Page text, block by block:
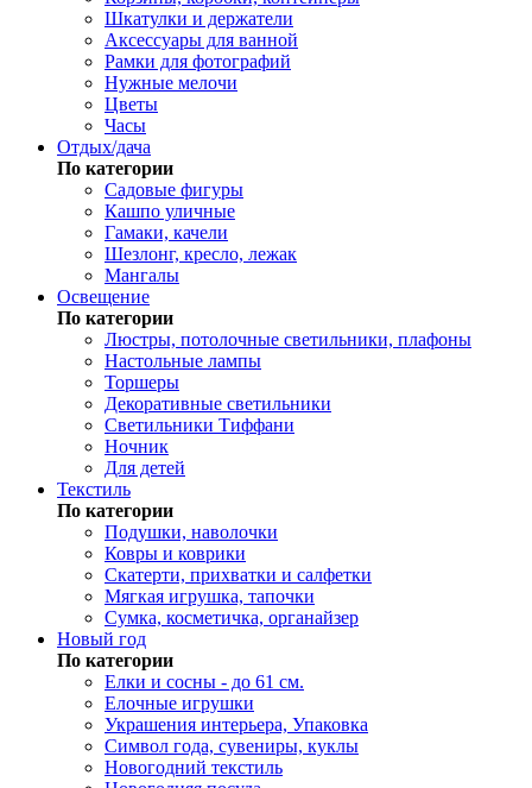
Шкатулки и держатели
Аксессуары для ванной
Рамки для фотографий
Нужные мелочи
Цветы
Часы
Отдых/дача
По категории
Садовые фигуры
Кашпо уличные
Гамаки, качели
Шезлонг, кресло, лежак
Мангалы
Освещение
По категории
Люстры, потолочные светильники, плафоны
Настольные лампы
Торшеры
Декоративные светильники
Светильники Тиффани
Ночник
Для детей
Текстиль
По категории
Подушки, наволочки
Ковры и коврики
Скатерти, прихватки и салфетки
Мягкая игрушка, тапочки
Сумка, косметичка, органайзер
Новый год
По категории
Елки и сосны - до 61 см.
Елочные игрушки
Украшения интерьера, Упаковка
Символ года, сувениры, куклы
Новогодний текстиль